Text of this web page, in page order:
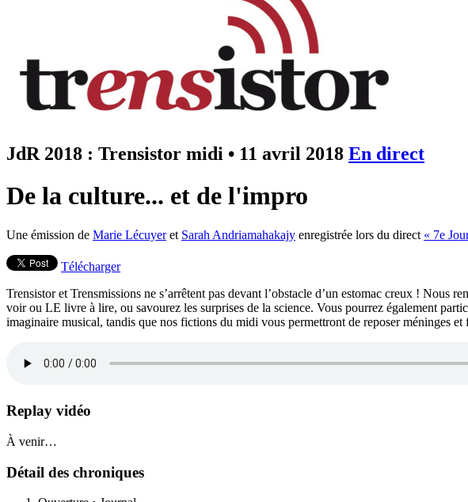
JdR 2018 : Trensistor midi • 11 avril 2018 En direct
De la culture... et de l'impro
Une émission de Marie Lécuyeret Sarah Andriamahakajy enregistrée lors du direct « 7e
Télécharger
Trensistor et Trensmissions ne s’arrêtent pas devant l’obstacle d’un estomac creux !
voir ou LE livre à lire, ou savourez les surprises de la science. Vous pourrez également
imaginaire musical, tandis que nos fictions du midi vous permettront de reposer méninges et
Replay vidéo
À venir…
Détail des chroniques